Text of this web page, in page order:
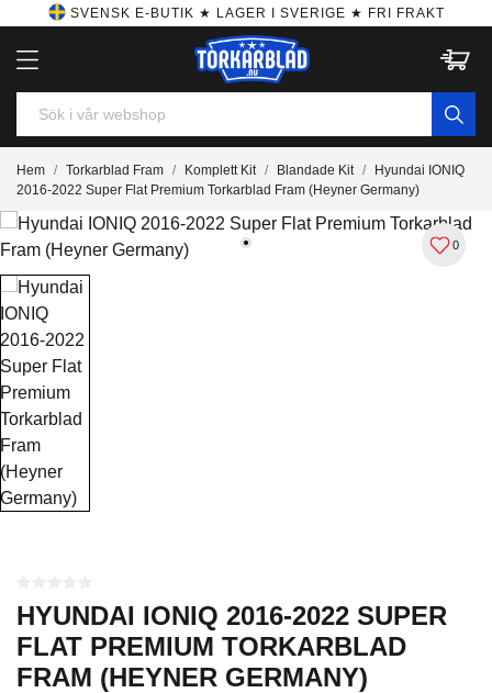
SVENSK E-BUTIK ★ LAGER I SVERIGE ★ FRI FRAKT
Hem Torkarblad Fram Komplett Kit Blandade Kit
Hyundai IONIQ
2016-2022 Super Flat Premium Torkarblad Fram (Heyner Germany)
0
HYUNDAI IONIQ 2016-2022 SUPER
FLAT PREMIUM TORKARBLAD
FRAM (HEYNER GERMANY)